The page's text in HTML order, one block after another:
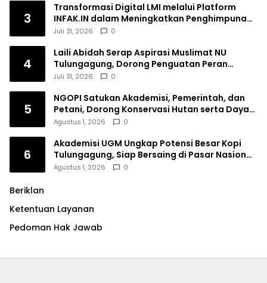
3
Transformasi Digital LMI melalui Platform
INFAK.IN dalam Meningkatkan Penghimpunan
Dana Filantropi Islam
Juli 31, 2026 0
4
Laili Abidah Serap Aspirasi Muslimat NU
Tulungagung, Dorong Penguatan Peran
Perempuan
Juli 31, 2026 0
5
NGOPI Satukan Akademisi, Pemerintah, dan
Petani, Dorong Konservasi Hutan serta Daya
Saing Kopi Tulungagung
Agustus 1, 2026 0
6
Akademisi UGM Ungkap Potensi Besar Kopi
Tulungagung, Siap Bersaing di Pasar Nasional
hingga Dunia
Agustus 1, 2026 0
Beriklan
Ketentuan Layanan
Pedoman Hak Jawab